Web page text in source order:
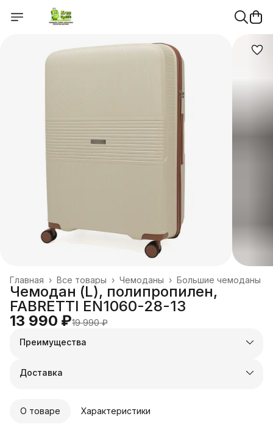
Большие чемоданы
Чемоданы ›
Все товары ›
Главная ›
Чемодан (L), полипропилен,
FABRETTI EN1060-28-13
13 990 ₽19 990 ₽
Преимущества
Оплата частями в Сплит
Удобный возврат
Доставка
О товаре Характеристики